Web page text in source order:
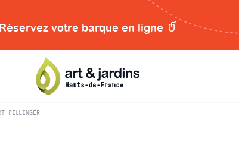
Réservez votre barque en ligne
FILLINGER